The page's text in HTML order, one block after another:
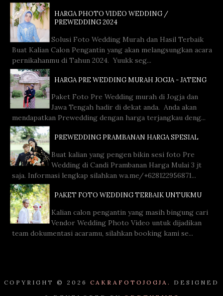
HARGA PHOTO VIDEO WEDDING /
PREWEDDING 2024
Solusi Foto Wedding Murah dan Hasil Terbaik
Buat Kalian Calon Pengantin yang akan melangsungkan acara
pernikahanmu di Tahun 2024. Yuukk seg...
HARGA PRE WEDDING MURAH JOGJA - JATENG
Paket Foto Pre Wedding murah di Jogja dan
Jawa Tengah hadir di dekat anda. Anda akan
mendapatkan Prewedding dengan harga terjangkau deng...
PREWEDDING PRAMBANAN HARGA SPESIAL
Buat kalian yang pengen bikin sesi foto Pre
Wedding di Candi Prambanan Harga Mulai 3 jt
saja. Informasi lengkap silahkan wa.me/+628122956871...
PAKET FOTO WEDDING TERBAIK UNTUKMU
Kalian calon pengantin yang masih bingung cari
Vendor Wedding Photo Video untuk dijadikan
team dokumentasi acaramu, silahkan booking kami se...
COPYRIGHT © 2026 CAKRAFOTOJOGJA.
DESIGNED